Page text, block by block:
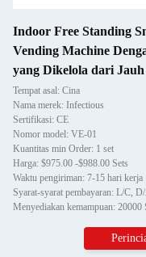
Indoor Free Standing
Vending Machine
yang Dikelola dari Jauh
Tempat asal: Cina
Nama merek: Infectious
Sertifikasi: CE
Nomor model: VE-01
Kuantitas min Order: 1 set
Harga: $975.00 -$988.00 Sets
Waktu pengiriman: 7-15 hari kerja
Syarat-syarat pembayaran: L/C,
Menyediakan kemampuan: 20000